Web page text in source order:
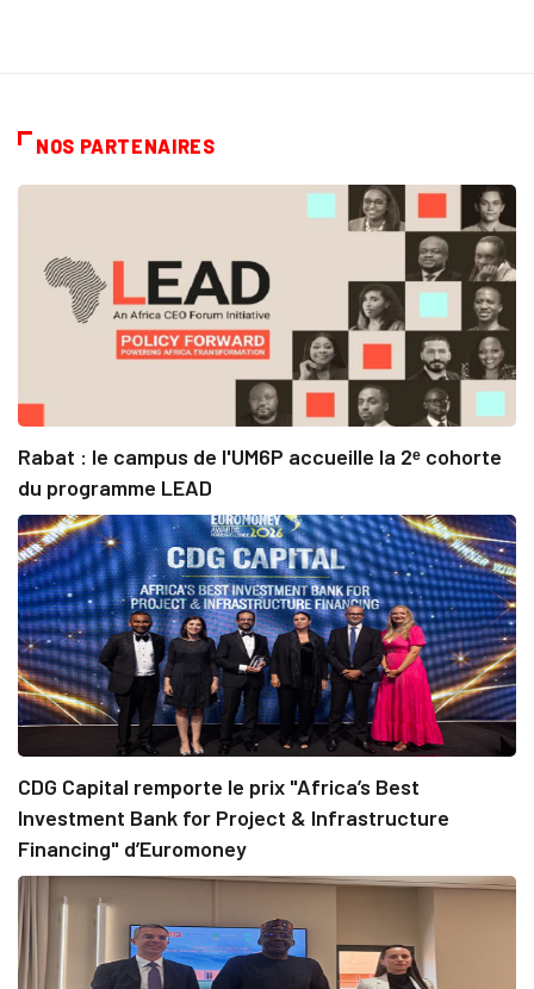
NOS PARTENAIRES
Rabat : le campus de l'UM6P accueille la 2ᵉ cohorte
du programme LEAD
CDG Capital remporte le prix "Africa’s Best
Investment Bank for Project & Infrastructure
Financing" d’Euromoney